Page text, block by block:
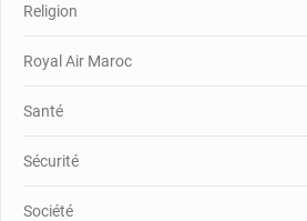
Religion
Royal Air Maroc
Santé
Sécurité
Société